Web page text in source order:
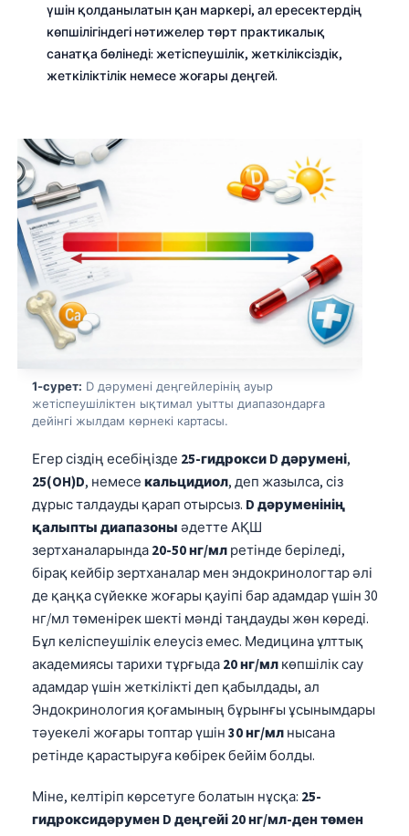
үшін қолданылатын қан маркері, ал ересектердің
көпшілігіндегі нәтижелер төрт практикалық
санатқа бөлінеді: жетіспеушілік, жеткіліксіздік,
жеткіліктілік немесе жоғары деңгей.
1-сурет: D дәрумені деңгейлерінің ауыр
жетіспеушіліктен ықтимал уытты диапазондарға
дейінгі жылдам көрнекі картасы.
Егер сіздің есебіңізде 25-гидрокси D дәрумені,
25(OH)D, немесекальцидиол, деп жазылса, сіз
дұрыс талдауды қарап отырсыз. D дәруменінің
қалыпты диапазоныәдетте АҚШ
зертханаларында20-50 нг/млретінде беріледі,
бірақ кейбір зертханалар мен эндокринологтар әлі
де қаңқа сүйекке жоғары қауіпі бар адамдар үшін 30
нг/мл төменірек шекті мәнді таңдауды жөн көреді.
Бұл келіспеушілік елеусіз емес. Медицина ұлттық
академиясы тарихи тұрғыда20 нг/млкөпшілік сау
адамдар үшін жеткілікті деп қабылдады, ал
Эндокринология қоғамының бұрынғы ұсынымдары
тәуекелі жоғары топтар үшін30 нг/млнысана
ретінде қарастыруға көбірек бейім болды.
Міне, келтіріп көрсетуге болатын нұсқа: 25-
гидроксидәрумен D деңгейі 20 нг/мл-ден төмен